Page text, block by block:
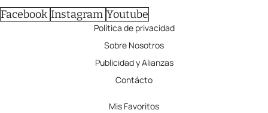
Facebook Instagram Youtube
Política de privacidad
Sobre Nosotros
Publicidad y Alianzas
Contácto
Mis Favoritos